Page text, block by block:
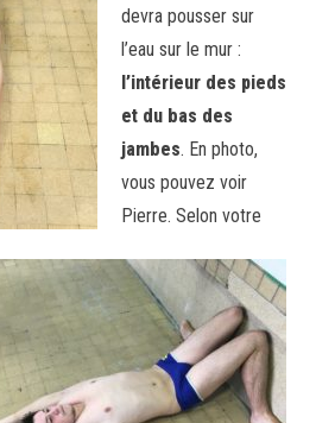
devra pousser sur
l’eau sur le mur :
l’intérieur des pieds
et du bas des
jambes. En photo,
vous pouvez voir
Pierre. Selon votre